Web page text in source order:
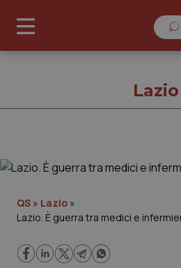
Cronache
Lazio
QS » Lazio »
Lazio. È guerra tra medici e